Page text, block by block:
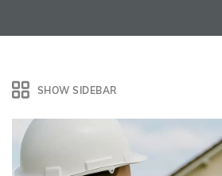
SHOW SIDEBAR